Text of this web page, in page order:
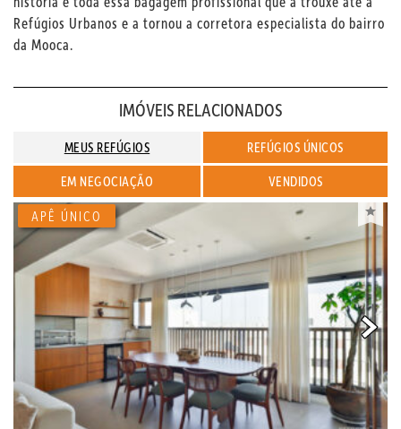
Refúgios Urbanos e a tornou a corretora especialista do bairro
da Mooca.
IMÓVEIS RELACIONADOS
MEUS REFÚGIOS
REFÚGIOS ÚNICOS
EM NEGOCIAÇÃO
VENDIDOS